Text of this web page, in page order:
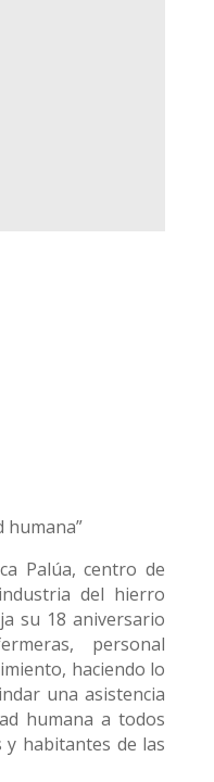
humana”
Palúa, centro de
del hierro
su 18 aniversario
personal
haciendo lo
una asistencia
humana a todos
habitantes de las